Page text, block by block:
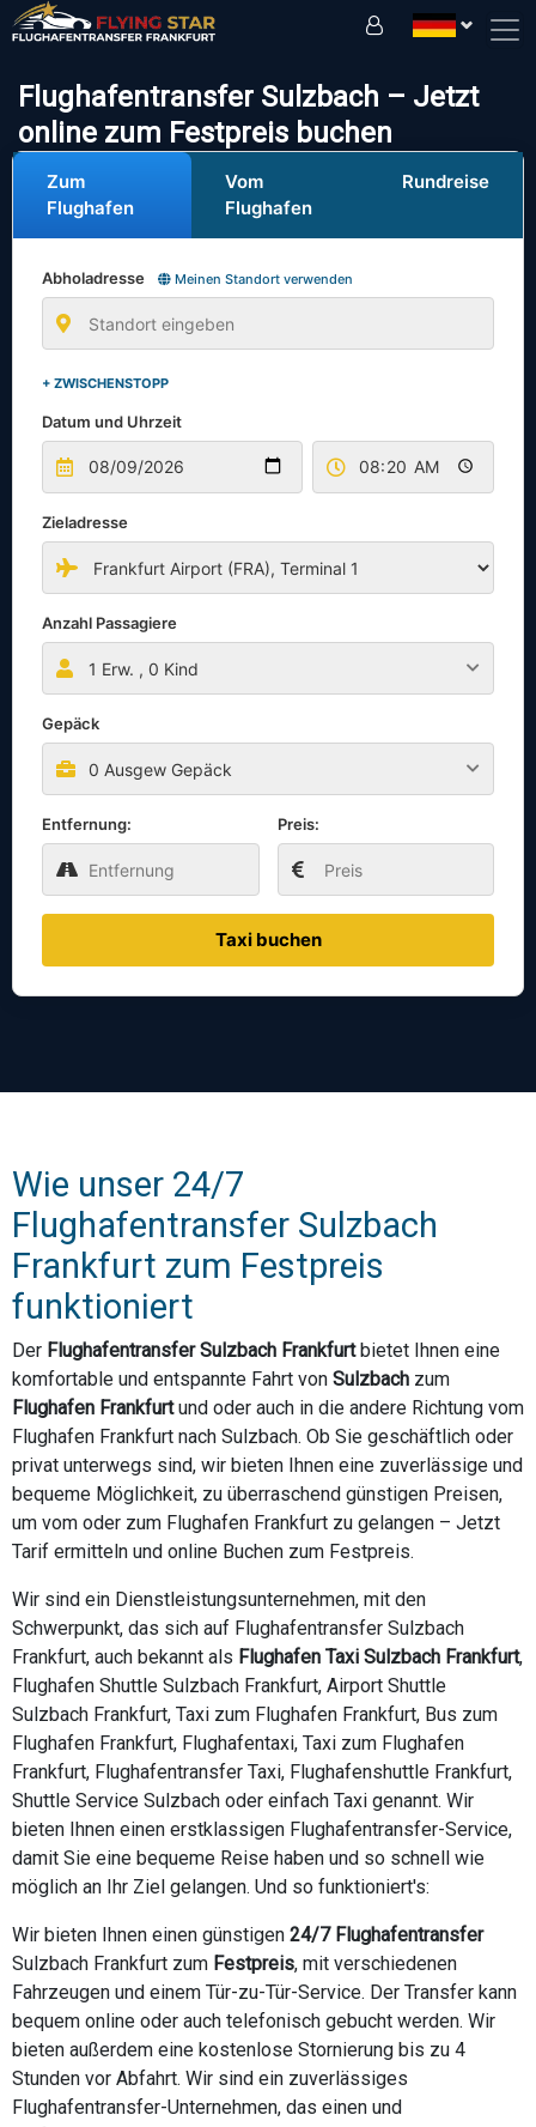
Flughafentransfer Sulzbach – Jetzt
online zum Festpreis buchen
Zum
Flughafen
Vom
Flughafen
Rundreise
Abholadresse Meinen Standort verwenden
+ ZWISCHENSTOPP
Datum und Uhrzeit
Zieladresse
Anzahl Passagiere
1 Erw. , 0 Kind
Gepäck
0 Ausgew Gepäck
Entfernung: Preis:
Taxi buchen
Wie unser 24/7
Flughafentransfer Sulzbach
Frankfurt zum Festpreis
funktioniert
Der Flughafentransfer Sulzbach Frankfurtbietet Ihnen eine
komfortable und entspannte Fahrt von Sulzbach zum
Flughafen Frankfurtund oder auch in die andere Richtung vom
Flughafen Frankfurt nach Sulzbach. Ob Sie geschäftlich oder
privat unterwegs sind, wir bieten Ihnen eine zuverlässige und
bequeme Möglichkeit, zu überraschend günstigen Preisen,
um vom oder zum Flughafen Frankfurt zu gelangen – Jetzt
Tarif ermitteln und online Buchen zum Festpreis.
Wir sind ein Dienstleistungsunternehmen, mit den
Schwerpunkt, das sich auf Flughafentransfer Sulzbach
Frankfurt, auch bekannt als Flughafen Taxi Sulzbach Frankfurt,
Flughafen Shuttle Sulzbach Frankfurt, Airport Shuttle
Sulzbach Frankfurt, Taxi zum Flughafen Frankfurt, Bus zum
Flughafen Frankfurt, Flughafentaxi, Taxi zum Flughafen
Frankfurt, Flughafentransfer Taxi, Flughafenshuttle Frankfurt,
Shuttle Service Sulzbach oder einfach Taxi genannt. Wir
bieten Ihnen einen erstklassigen Flughafentransfer-Service,
damit Sie eine bequeme Reise haben und so schnell wie
möglich an Ihr Ziel gelangen. Und so funktioniert's:
Wir bieten Ihnen einen günstigen 24/7 Flughafentransfer
Sulzbach Frankfurt zum Festpreis, mit verschiedenen
Fahrzeugen und einem Tür-zu-Tür-Service. Der Transfer kann
bequem online oder auch telefonisch gebucht werden. Wir
bieten außerdem eine kostenlose Stornierung bis zu 4
Stunden vor Abfahrt. Wir sind ein zuverlässiges
Flughafentransfer-Unternehmen, das einen und